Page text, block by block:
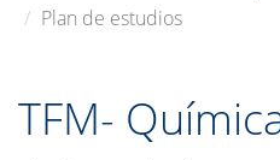
Plan de estudios
TFM-